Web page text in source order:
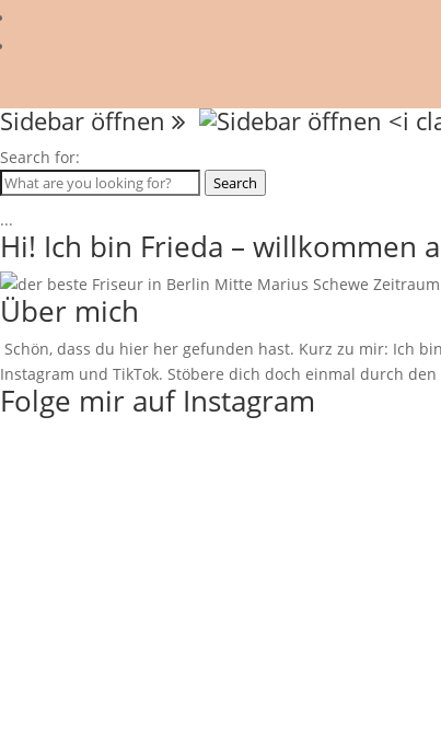
Sidebar öffnen
Search for:
Search
...
Hi! Ich bin Frieda – willkommen
Über mich
Schön, dass du hier her gefunden hast. Kurz zu mir: Ich
Instagram und TikTok. Stöbere dich doch einmal durch
Folge mir auf Instagram